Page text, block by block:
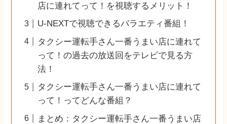
店に連れてって！を視聴するメリット！
U-NEXTで視聴できるバラエティ番組！
タクシー運転手さん一番うまい店に連れて
って！の過去の放送回をテレビで見る方
法！
タクシー運転手さん一番うまい店に連れて
って！ってどんな番組？
まとめ：タクシー運転手さん一番うまい店